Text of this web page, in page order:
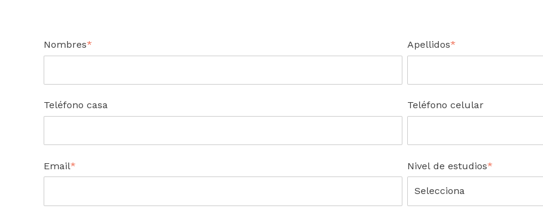
Nombres* Apellidos*
Teléfono casa Teléfono celular
Email* Nivel de estudios*